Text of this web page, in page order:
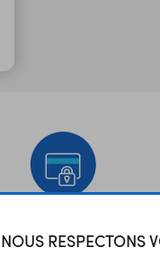
SÉCURISÉ
NOUS RESPECTONS